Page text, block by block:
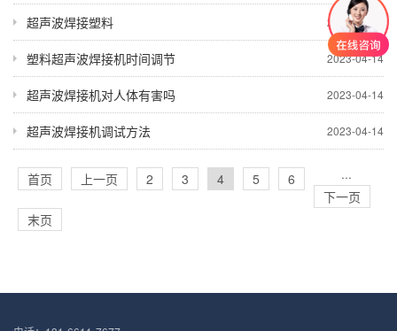
2023-04-14
超声波焊接塑料
2023-04-14
塑料超声波焊接机时间调节
2023-04-14
超声波焊接机对人体有害吗
2023-04-14
超声波焊接机调试方法
首页 上一页 ···
2 3 4 5
6
下一页
末页